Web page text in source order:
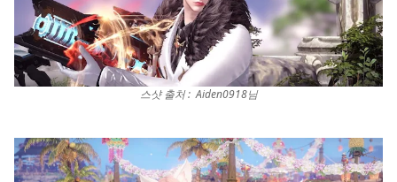
스샷 출처 : Aiden0918님